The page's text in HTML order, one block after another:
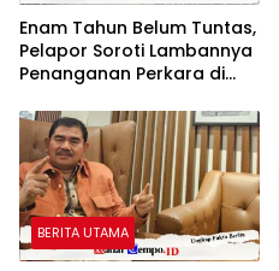
Enam Tahun Belum Tuntas,
Pelapor Soroti Lambannya
Penanganan Perkara di
BERITA UTAMA